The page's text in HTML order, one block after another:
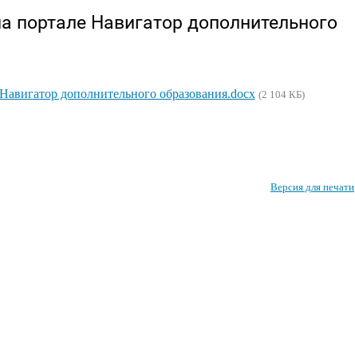
портале Навигатор дополнительного
дополнительного образования.docx (2 104 КБ)
Версия для печати